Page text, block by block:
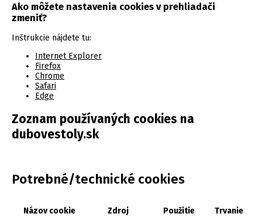
Ako môžete nastavenia cookies v prehliadači
zmeniť?
Inštrukcie nájdete tu:
Internet Explorer
Firefox
Chrome
Safari
Edge
Zoznam používaných cookies na
dubovestoly.sk
Potrebné/technické cookies
Názov cookie Zdroj Použitie Trvanie